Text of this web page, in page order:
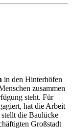
in den Hinterhöfen
zusammen
steht. Für
hat die Arbeit
die Baulücke
Großstadt